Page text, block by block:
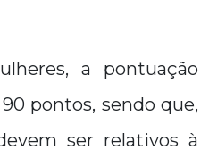
a pontuação
pontos, sendo que,
ser relativos à